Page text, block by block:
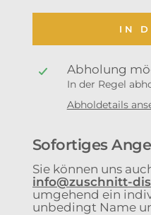
IN
Abholung
In der Regel
Abholdetails
Sofortiges
Sie können uns
info@zuschnitt-
umgehend ein
unbedingt Name